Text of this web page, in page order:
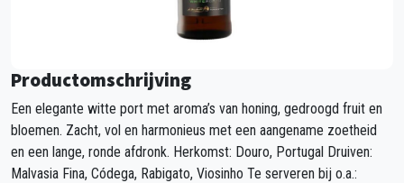
Productomschrijving
Een elegante witte port met aroma’s van honing, gedroogd fruit en
bloemen. Zacht, vol en harmonieus met een aangename zoetheid
en een lange, ronde afdronk. Herkomst: Douro, Portugal Druiven:
Malvasia Fina, Códega, Rabigato, Viosinho Te serveren bij o.a.: